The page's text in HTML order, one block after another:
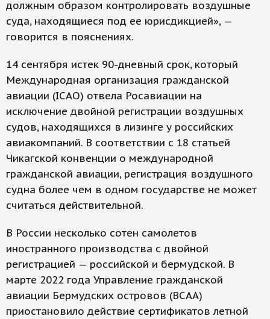
должным образом контролировать воздушные
суда, находящиеся под ее юрисдикцией», —
говорится в пояснениях.
14 сентября истек 90-дневный срок, который
Международная организация гражданской
авиации (ICAO) отвела Росавиации на
исключение двойной регистрации воздушных
судов, находящихся в лизинге у российских
авиакомпаний. В соответствии с 18 статьей
Чикагской конвенции о международной
гражданской авиации, регистрация воздушного
судна более чем в одном государстве не может
считаться действительной.
В России несколько сотен самолетов
иностранного производства с двойной
регистрацией — российской и бермудской. В
марте 2022 года Управление гражданской
авиации Бермудских островов (BCAA)
приостановило действие сертификатов летной